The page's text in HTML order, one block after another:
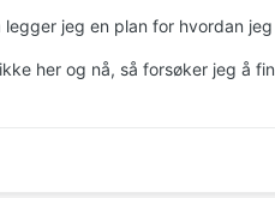
jeg en plan for hvordan
her og nå, så forsøker jeg å